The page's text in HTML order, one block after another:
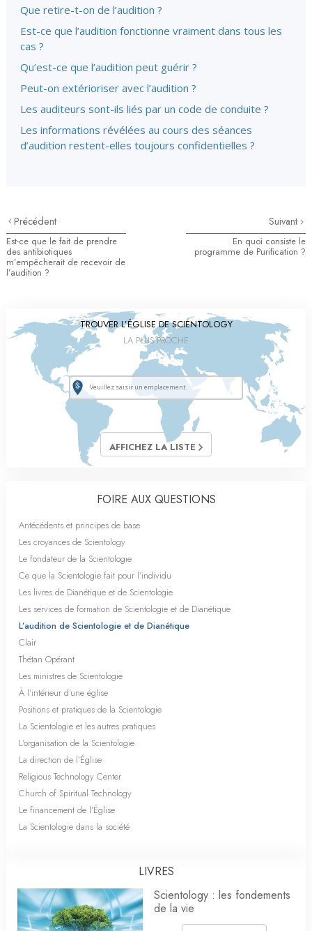
Que retire-t-on de l’audition ?
Est-ce que l’audition fonctionne vraiment dans tous les
cas ?
Qu’est-ce que l’audition peut guérir ?
Peut-on extérioriser avec l’audition ?
Les auditeurs sont-ils liés par un code de conduite ?
Les informations révélées au cours des séances
d’audition restent-elles toujours confidentielles ?
Précédent
Est-ce que le fait de prendre
des antibiotiques
m’empêcherait de recevoir de
l’audition ?
Suivant
En quoi consiste le
programme de Purification ?
TROUVER L’ÉGLISE DE SCIENTOLOGY
LA PLUS PROCHE
AFFICHEZ LA LISTE
FOIRE AUX QUESTIONS
Antécédents et principes de base
Les croyances de Scientology
Le fondateur de la Scientologie
Ce que la Scientologie fait pour l’individu
Les livres de Dianétique et de Scientologie
Les services de formation de Scientologie et de Dianétique
L’audition de Scientologie et de Dianétique
Clair
Thétan Opérant
Les ministres de Scientologie
À l’intérieur d’une église
Positions et pratiques de la Scientologie
La Scientologie et les autres pratiques
L’organisation de la Scientologie
La direction de l’Église
Religious Technology Center
Church of Spiritual Technology
Le financement de l’Église
La Scientologie dans la société
LIVRES
Scientology : les fondements
de la vie